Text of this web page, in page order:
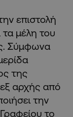
επιστολή
μέλη του
Σύμφωνα
της
αρχής από
την
το